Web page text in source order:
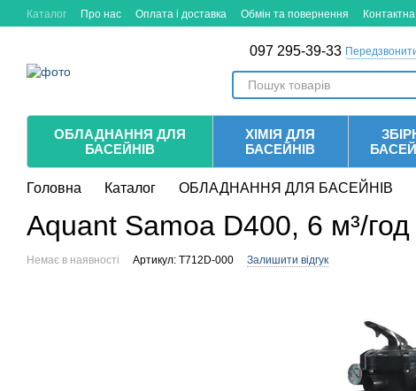
Перейти до основного контенту
Каталог Про нас Оплата і доставка Обмін та повернення
097 295-39-33
ОБЛАДНАННЯ ДЛЯ
БАСЕЙНІВ
ХІМІЯ ДЛЯ
БАСЕЙНІВ
Головна Каталог ОБЛАДНАННЯ ДЛЯ БАСЕЙНІВ
Aquant Samoa D400, 6 м³/
Немає в наявності Артикул: T712D-000 Залишити відгук